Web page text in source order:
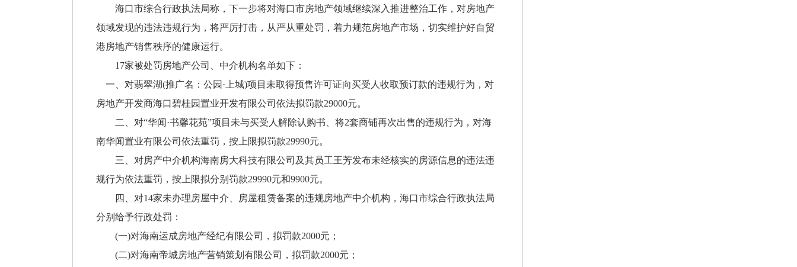
海口市综合行政执法局称，下一步将对海口市房地产领域继续深入推进整治工作，对房地产
领域发现的违法违规行为，将严厉打击，从严从重处罚，着力规范房地产市场，切实维护好自贸
港房地产销售秩序的健康运行。
17家被处罚房地产公司、中介机构名单如下：
一、对翡翠湖(推广名：公园·上城)项目未取得预售许可证向买受人收取预订款的违规行为，对
房地产开发商海口碧桂园置业开发有限公司依法拟罚款29000元。
二、对“华闻·书馨花苑”项目未与买受人解除认购书、将2套商铺再次出售的违规行为，对海
南华闻置业有限公司依法重罚，按上限拟罚款29990元。
三、对房产中介机构海南房大科技有限公司及其员工王芳发布未经核实的房源信息的违法违
规行为依法重罚，按上限拟分别罚款29990元和9900元。
四、对14家未办理房屋中介、房屋租赁备案的违规房地产中介机构，海口市综合行政执法局
分别给予行政处罚：
(一)对海南运成房地产经纪有限公司，拟罚款2000元；
(二)对海南帝城房地产营销策划有限公司，拟罚款2000元；